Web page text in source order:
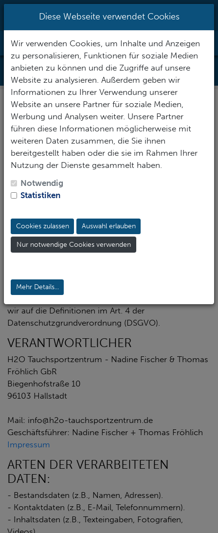
tauchsportzentrum.de
Toggle
Datenschutz
DATENSCHUTZERKLÄRUNG
Diese Datenschutzerklärung klärt Sie über die Art,
den Umfang und Zweck der Verarbeitung von
„Daten“) innerhalb unseres Onlineangebotes und der
mit ihm verbundenen Webseiten, Funktionen und
Inhalte sowie externen Onlinepräsenzen, wie z.B.
Hinblick auf die verwendeten Begrifflichkeiten, wie
wir auf die Definitionen im Art. 4 der
Datenschutzgrundverordnung (DSGVO).
VERANTWORTLICHER
H2O Tauchsportzentrum - Nadine Fischer & Thomas
Fröhlich GbR
Biegenhofstraße 10
96103 Hallstadt
Mail: info@h2o-tauchsportzentrum.de
Geschäftsführer: Nadine Fischer + Thomas Fröhlich
Impressum
ARTEN DER VERARBEITETEN
DATEN:
- Bestandsdaten (z.B., Namen, Adressen).
- Kontaktdaten (z.B., E-Mail, Telefonnummern).
- Inhaltsdaten (z.B., Texteingaben, Fotografien,
Diese Webseite verwendet Cookies
Wir verwenden Cookies, um Inhalte und Anzeigen
zu personalisieren, Funktionen für soziale Medien
anbieten zu können und die Zugriffe auf unsere
Website zu analysieren. Außerdem geben wir
Informationen zu Ihrer Verwendung unserer
Website an unsere Partner für soziale Medien,
Werbung und Analysen weiter. Unsere Partner
führen diese Informationen möglicherweise mit
weiteren Daten zusammen, die Sie ihnen
bereitgestellt haben oder die sie im Rahmen Ihrer
Nutzung der Dienste gesammelt haben.
Notwendig
Statistiken
Cookies zulassen Auswahl erlauben
Nur notwendige Cookies verwenden
Mehr Details...